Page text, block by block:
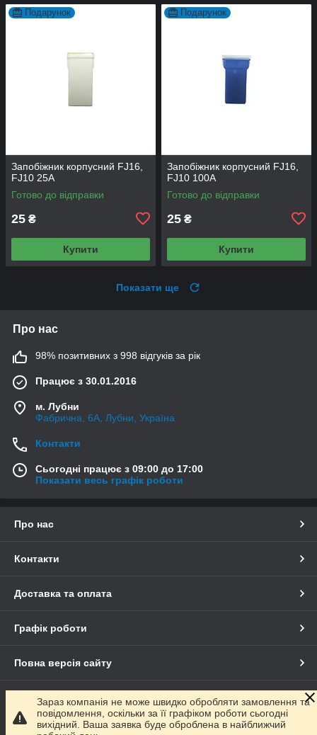
Подарунок
Запобіжник корпусний FJ16,
FJ10 25A
Готово до відправки
25 ₴
Купити
Подарунок
Запобіжник корпусний FJ16,
FJ10 100A
Готово до відправки
25 ₴
Купити
Показати ще
Про нас
98% позитивних з 998 відгуків за рік
Працює з 30.01.2016
м. Лубни
Фабрична, 6А, Лубни, Україна
Контакти
Сьогодні працює з 09:00 до 17:00
Показати весь графік роботи
Про нас
Контакти
Доставка та оплата
Графік роботи
Повна версія сайту
Сайт створено на маркетплейсі Prom.ua
Політика конфіденційності
Зараз компанія не може швидко обробляти замовлення та
повідомлення, оскільки за її графіком роботи сьогодні
вихідний. Ваша заявка буде оброблена в найближчий